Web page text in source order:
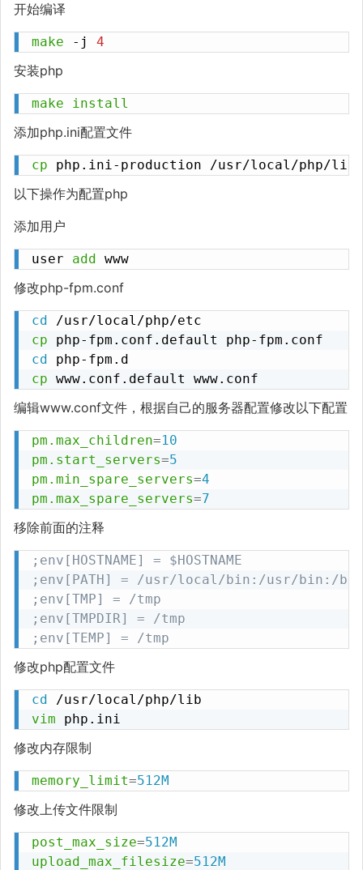
开始编译
make -j 4
安装php
make install
添加php.ini配置文件
cp php.ini-production /usr/local/php/
以下操作为配置php
添加用户
user add www
修改php-fpm.conf
cd
cp
cd
cp www.conf.default www.conf
编辑www.conf文件，根据自己的服务器配置修改以下配置
pm.max_children=10
pm.start_servers=5
pm.min_spare_servers=4
pm.max_spare_servers=7
移除前面的注释
;env[HOSTNAME] = $HOSTNAME
;env[PATH] = /usr/local/bin:/usr/bin:/bin
;env[TMP] = /tmp
;env[TMPDIR] = /tmp
;env[TEMP] = /tmp
修改php配置文件
cd
vim php.ini
修改内存限制
memory_limit=512M
修改上传文件限制
post_max_size=512M
upload_max_filesize=512M